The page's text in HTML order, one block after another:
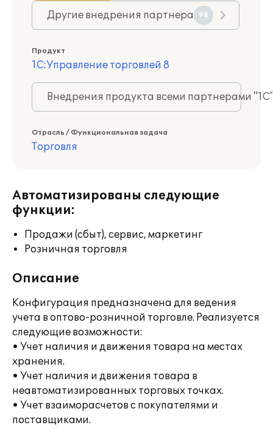
Другие внедрения партнера 98
Продукт
1С:Управление торговлей 8
Внедрения продукта всеми партнерами
Отрасль / Функциональная задача
Торговля
Автоматизированы следующие
функции:
Продажи (сбыт), сервис, маркетинг
Розничная торговля
Описание
Конфигурация предназначена для ведения
учета в оптово-розничной торговле. Реализуется
следующие возможности:
• Учет наличия и движения товара на местах
хранения.
• Учет наличия и движения товара в
неавтоматизированных торговых точках.
• Учет взаиморасчетов с покупателями и
поставщиками.